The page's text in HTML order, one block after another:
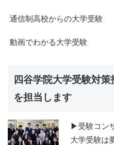
通信制高校からの大学受験
動画でわかる大学受験
四谷学院大学受験対
を担当します
▶受験コン
大学受験は